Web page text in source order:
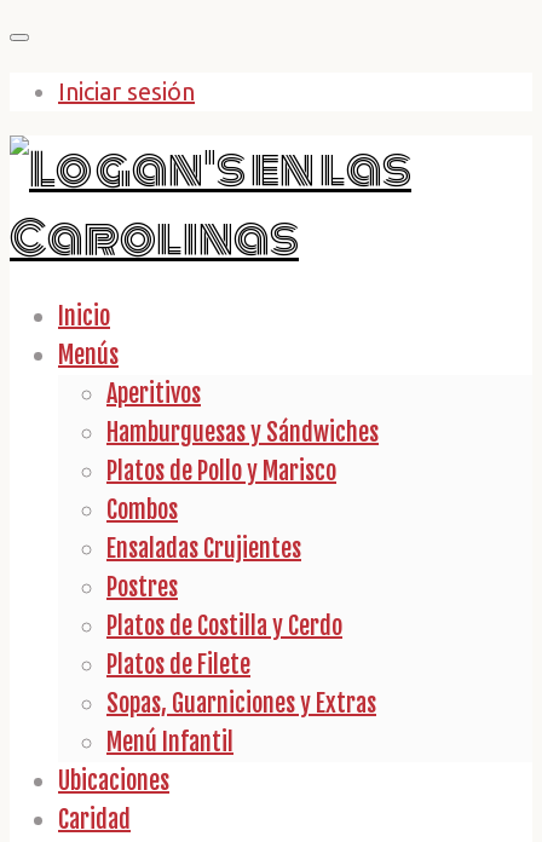
Saltar
contenido
Iniciar sesión
Inicio
Menús
Aperitivos
Hamburguesas y Sándwiches
Platos de Pollo y Marisco
Combos
Ensaladas Crujientes
Postres
Platos de Costilla y Cerdo
Platos de Filete
Sopas, Guarniciones y Extras
Menú Infantil
Ubicaciones
Caridad